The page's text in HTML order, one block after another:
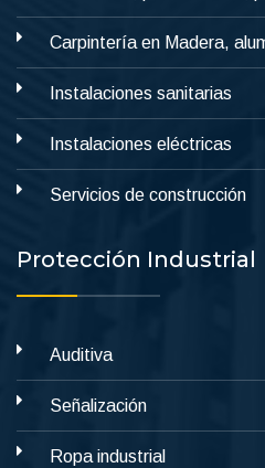
Carpintería en Madera,
Instalaciones sanitarias
Instalaciones eléctricas
Servicios de construcción
Protección Industrial
Auditiva
Señalización
Ropa industrial